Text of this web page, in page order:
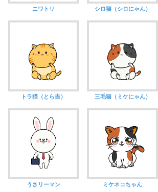
ニワトリ シロ猫（シロにゃん）
トラ猫（とら吉） 三毛猫（ミケにゃん）
うさリーマン ミケネコちゃん